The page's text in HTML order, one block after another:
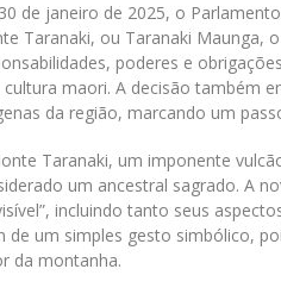
de janeiro de 2025, o
Taranaki, ou Taranaki Maunga,
poderes e
cultura maori. A decisão também
da região, marcando um
Taranaki, um imponente
um ancestral sagrado. A
incluindo tanto seus
de um simples gesto simbólico,
da montanha.